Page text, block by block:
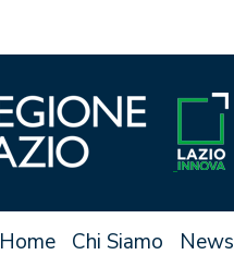
Home Chi Siamo News